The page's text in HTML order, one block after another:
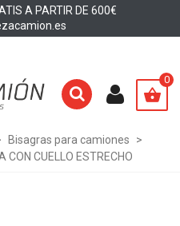
A PARTIR DE 600€
0
Bisagras para camiones
>
CON CUELLO ESTRECHO